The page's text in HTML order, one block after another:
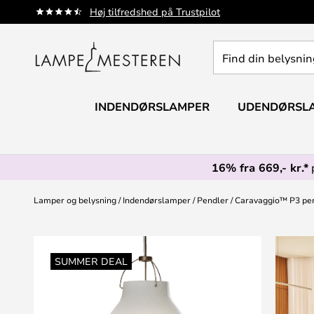
Høj tilfredshed på Trustpilot
Skip
to
din
INDENDØRSLAMPER
16% fra 669,- kr.*
Lamper og belysning Indendørslamper Pendler Caravaggio™ P3
SUMMER DEAL